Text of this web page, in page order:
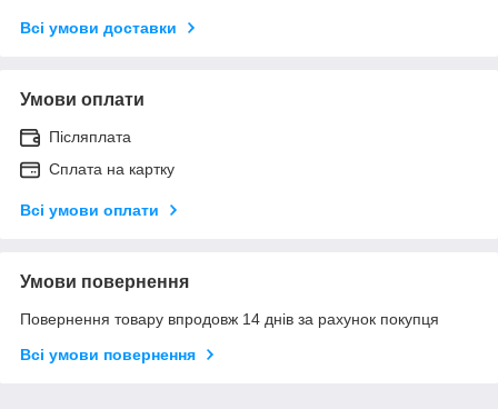
Всі умови доставки
Умови оплати
Післяплата
Сплата на картку
Всі умови оплати
Умови повернення
Повернення товару впродовж 14 днів за рахунок покупця
Всі умови повернення